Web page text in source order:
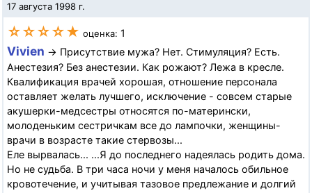
17 августа 1998 г.
☆☆☆☆★ оценка: 1
Vivien → Присутствие мужа? Нет. Стимуляция? Есть.
Анестезия? Без анестезии. Как рожают? Лежа в кресле.
Квалификация врачей хорошая, отношение персонала
оставляет желать лучшего, исключение - совсем старые
акушерки-медсестры относятся по-матерински,
молоденьким сестричкам все до лампочки, женщины-
врачи в возрасте такие стервозы...
Еле вырвалась... ...Я до последнего надеялась родить дома.
Hо не судьба. В три часа ночи у меня началось обильное
кровотечение, и учитывая тазовое предлежание и долгий